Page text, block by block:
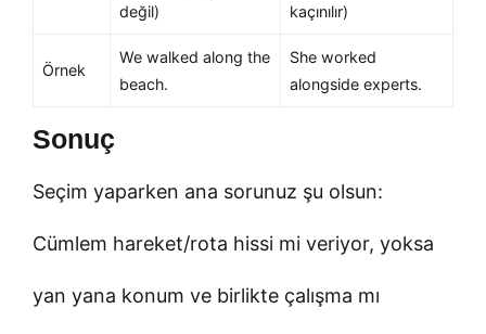
değil)
kaçınılır)
Örnek
We walked along the
beach.
She worked
alongside experts.
Sonuç
Seçim yaparken ana sorunuz şu olsun:
Cümlem hareket/rota hissi mi veriyor, yoksa
yan yana konum ve birlikte çalışma mı